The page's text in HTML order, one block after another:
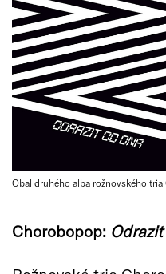
Obal druhého alba rožnovského
Chorobopop: